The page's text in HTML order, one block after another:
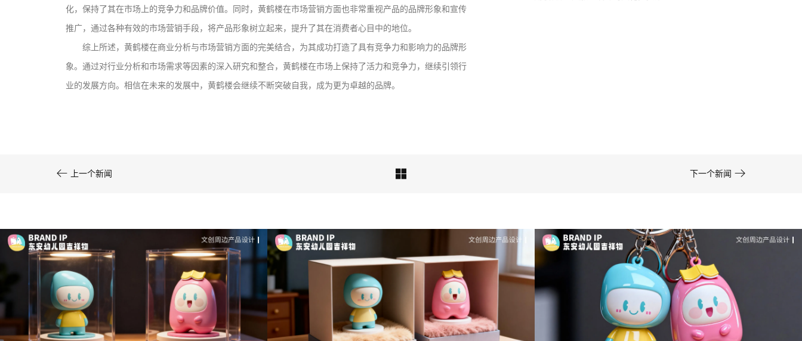
化，保持了其在市场上的竞争力和品牌价值。同时，黄鹤楼在市场营销方面也非常重视产品的品牌形象和宣传
推广，通过各种有效的市场营销手段，将产品形象树立起来，提升了其在消费者心目中的地位。
综上所述，黄鹤楼在商业分析与市场营销方面的完美结合，为其成功打造了具有竞争力和影响力的品牌形
象。通过对行业分析和市场需求等因素的深入研究和整合，黄鹤楼在市场上保持了活力和竞争力，继续引领行
业的发展方向。相信在未来的发展中，黄鹤楼会继续不断突破自我，成为更为卓越的品牌。
 上一个新闻  下一个新闻 
从战略高度审视文旅ip设计，我们发现这……